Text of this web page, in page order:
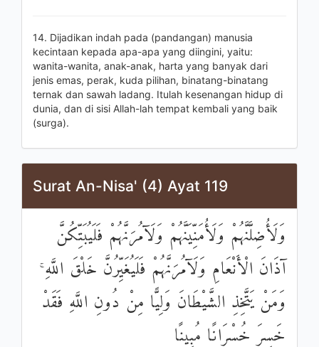
14. Dijadikan indah pada (pandangan) manusia
kecintaan kepada apa-apa yang diingini, yaitu:
wanita-wanita, anak-anak, harta yang banyak dari
jenis emas, perak, kuda pilihan, binatang-binatang
ternak dan sawah ladang. Itulah kesenangan hidup di
dunia, dan di sisi Allah-lah tempat kembali yang baik
(surga).
Surat An-Nisa' (4) Ayat 119
وَلَأُضِلَّنَّهُمْ وَلَأُمَنِّيَنَّهُمْ وَلَآمُرَنَّهُمْ فَلَيُبَتِّكُنَّ
آذَانَ الْأَنْعَامِ وَلَآمُرَنَّهُمْ فَلَيُغَيِّرُنَّ خَلْقَ اللَّهِ ۚ
وَمَنْ يَتَّخِذِ الشَّيْطَانَ وَلِيًّا مِنْ دُونِ اللَّهِ فَقَدْ
خَسِرَ خُسْرَانًا مُبِينًا